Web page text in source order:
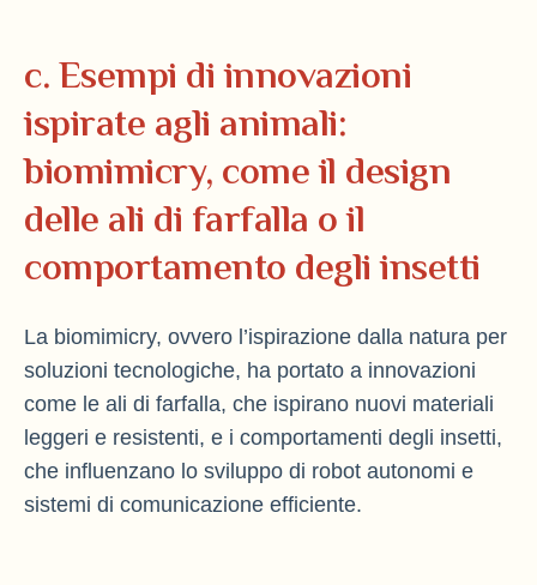
c. Esempi di innovazioni
ispirate agli animali:
biomimicry, come il design
delle ali di farfalla o il
comportamento degli insetti
La biomimicry, ovvero l’ispirazione dalla natura per
soluzioni tecnologiche, ha portato a innovazioni
come le ali di farfalla, che ispirano nuovi materiali
leggeri e resistenti, e i comportamenti degli insetti,
che influenzano lo sviluppo di robot autonomi e
sistemi di comunicazione efficiente.